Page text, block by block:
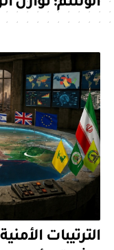
الوسم:توازن
الترتيبات